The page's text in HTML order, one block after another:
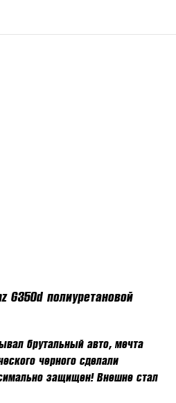
G350d полиуретановой
брутальный авто, мечта
черного сделали
защищен! Внешне стал